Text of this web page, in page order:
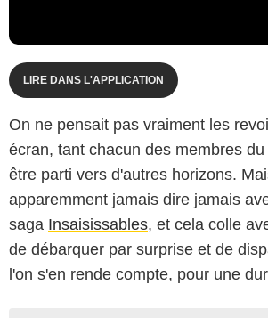
LIRE DANS L'APPLICATION
On ne pensait pas vraiment les
écran, tant chacun des membres
être parti vers d'autres horizons.
apparemment jamais dire jamais
saga Insaisissables, et cela colle
de débarquer par surprise et de
l'on s'en rende compte, pour une